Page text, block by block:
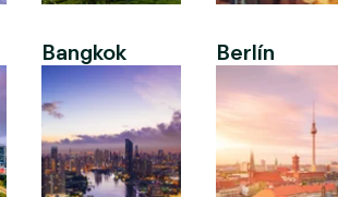
Bangkok Berlín